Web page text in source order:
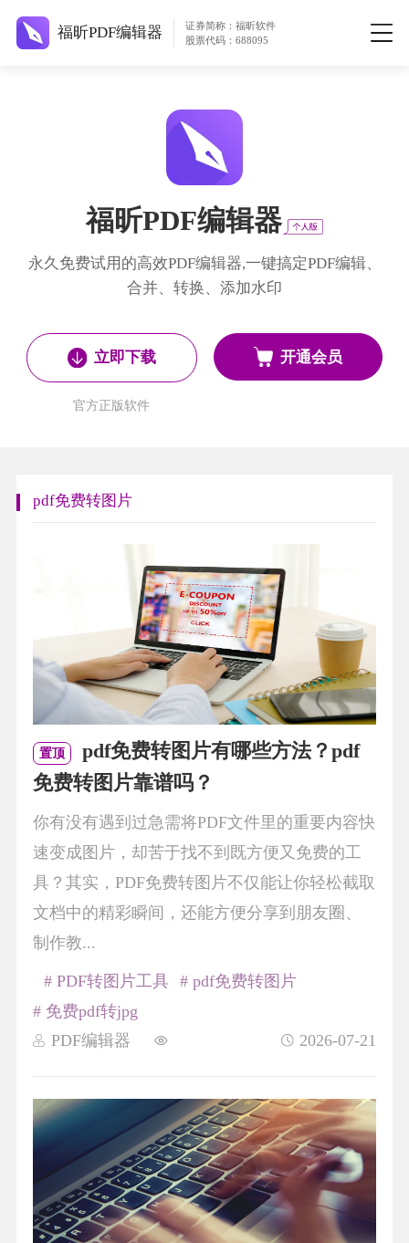
福昕PDF编辑器
证券简称：福昕软件
股票代码：688095
福昕PDF编辑器
永久免费试用的高效PDF编辑器,一键搞定PDF编辑、
合并、转换、添加水印
立即下载
官方正版软件
开通会员
pdf免费转图片
置顶
pdf免费转图片有哪些方法？pdf
免费转图片靠谱吗？
你有没有遇到过急需将PDF文件里的重要内容快
速变成图片，却苦于找不到既方便又免费的工
具？其实，PDF免费转图片不仅能让你轻松截取
文档中的精彩瞬间，还能方便分享到朋友圈、
制作教...
PDF编辑器 2026-07-21
# PDF转图片工具
# pdf免费转图片
# 免费pdf转jpg